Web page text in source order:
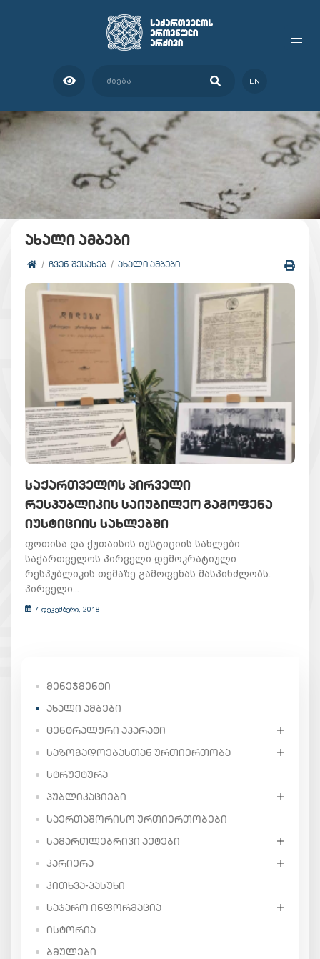
EN
ახალი ამბები
ᲩᲕᲔᲜ ᲨᲔᲡᲐᲮᲔᲑ ᲐᲮᲐᲚᲘ ᲐᲛᲑᲔᲑᲘ
ᲡᲐᲥᲐᲠᲗᲕᲔᲚᲝᲡ ᲞᲘᲠᲕᲔᲚᲘ
ᲠᲔᲡᲞᲣᲑᲚᲘᲙᲘᲡ ᲡᲐᲘᲣᲑᲘᲚᲔᲝ ᲒᲐᲛᲝᲤᲔᲜᲐ
ᲘᲣᲡᲢᲘᲪᲘᲘᲡ ᲡᲐᲮᲚᲔᲑᲨᲘ
ფოთისა და ქუთაისის იუსტიციის სახლები
საქართველოს პირველი დემოკრატიული
რესპუბლიკის თემაზე გამოფენას მასპინძლობს.
პირველი...
7 დეკემბერი, 2018
ᲛᲔᲜᲔᲯᲛᲔᲜᲢᲘ
ᲐᲮᲐᲚᲘ ᲐᲛᲑᲔᲑᲘ
ᲪᲔᲜᲢᲠᲐᲚᲣᲠᲘ ᲐᲞᲐᲠᲐᲢᲘ
ᲡᲐᲖᲝᲒᲐᲓᲝᲔᲑᲐᲡᲗᲐᲜ ᲣᲠᲗᲘᲔᲠᲗᲝᲑᲐ
ᲡᲢᲠᲣᲥᲢᲣᲠᲐ
ᲞᲣᲑᲚᲘᲙᲐᲪᲘᲔᲑᲘ
ᲡᲐᲔᲠᲗᲐᲨᲝᲠᲘᲡᲝ ᲣᲠᲗᲘᲔᲠᲗᲝᲑᲔᲑᲘ
ᲡᲐᲛᲐᲠᲗᲚᲔᲑᲠᲘᲕᲘ ᲐᲥᲢᲔᲑᲘ
ᲙᲐᲠᲘᲔᲠᲐ
ᲙᲘᲗᲮᲕᲐ-ᲞᲐᲡᲣᲮᲘ
ᲡᲐᲯᲐᲠᲝ ᲘᲜᲤᲝᲠᲛᲐᲪᲘᲐ
ᲘᲡᲢᲝᲠᲘᲐ
ᲑᲛᲣᲚᲔᲑᲘ